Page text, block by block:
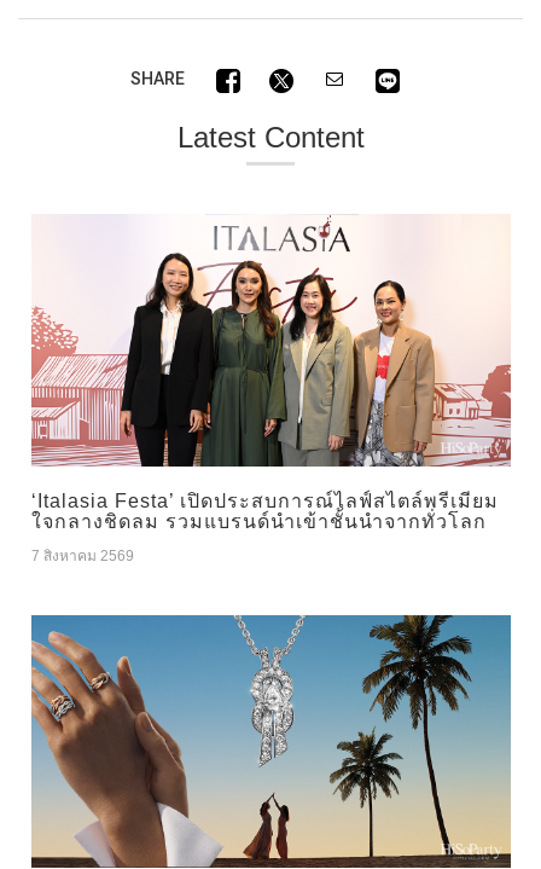
SHARE
Latest Content
‘Italasia Festa’ เปิดประสบการณ์ไลฟ์สไตล์พรีเมียม
ใจกลางชิดลม รวมแบรนด์นำเข้าชั้นนำจากทั่วโลก
7 สิงหาคม 2569